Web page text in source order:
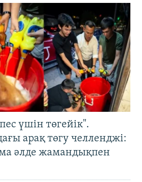
үшін төгейік".
арақ төгу челленджі:
әлде жамандықпен